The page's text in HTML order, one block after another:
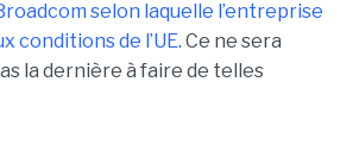
selon laquelle l’entreprise
conditions de l’UE. Ce ne sera
la dernière à faire de telles